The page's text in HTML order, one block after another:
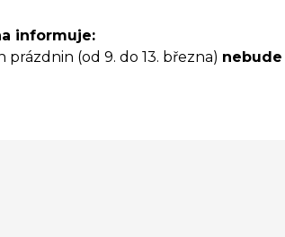
informuje:
prázdnin (od 9. do 13. března) nebude